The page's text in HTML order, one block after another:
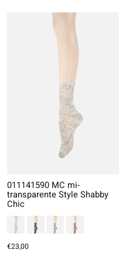
011141590 MC mi-
transparente Style Shabby
Chic
€23,00